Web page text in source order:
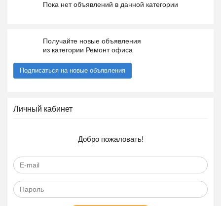
Пока нет объявлений в данной категории
Получайте новые объявления
из категории Ремонт офиса
Подписаться на новые объявления
Личный кабинет
Добро пожаловать!